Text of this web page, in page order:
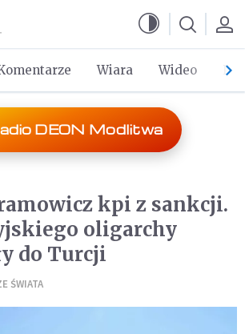
Wiara Wideo Po
DEON Modlitwa
kpi z sankcji.
oligarchy
do Turcji
ŚWIATA